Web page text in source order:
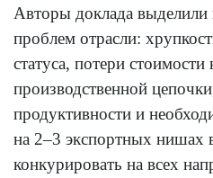
Авторы доклада выделили
проблем отрасли:
статуса, потери стоимости
производственной
продуктивности и
на 2–3 экспортных нишах
конкурировать на всех